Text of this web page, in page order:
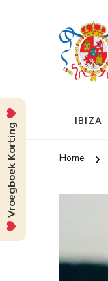
IBIZA
Home
Vroegboek Korting